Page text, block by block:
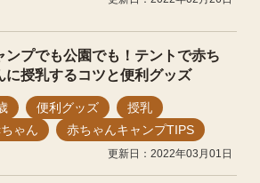
ンプでも公園でも！テントで赤ち
に授乳するコツと便利グッズ
便利グッズ
授乳
ゃん
赤ちゃんキャンプTIPS
更新日：2022年03月01日